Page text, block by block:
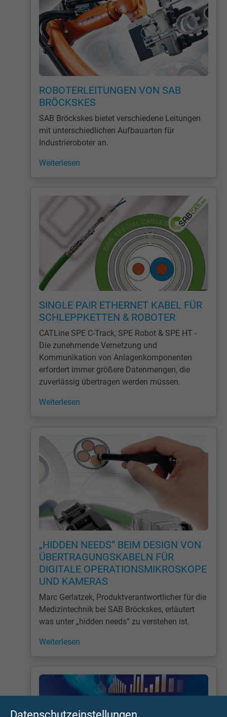
ROBOTERLEITUNGEN VON SAB
BRÖCKSKES
SAB Bröckskes bietet verschiedene Leitungen
mit unterschiedlichen Aufbauarten für
Industrieroboter an.
Weiterlesen
SINGLE PAIR ETHERNET KABEL FÜR
SCHLEPPKETTEN & ROBOTER
CATLine SPE C-Track, SPE Robot & SPE HT -
Die zunehmende Vernetzung und
Kommunikation von Anlagenkomponenten
erfordert immer größere Datenmengen, die
zuverlässig übertragen werden müssen.
Weiterlesen
„HIDDEN NEEDS“ BEIM DESIGN VON
ÜBERTRAGUNGSKABELN FÜR
DIGITALE OPERATIONSMIKROSKOPE
UND KAMERAS
Marc Gerlatzek, Produktverantwortlicher für die
Medizintechnik bei SAB Bröckskes, erläutert
was unter „hidden needs“ zu verstehen ist.
Weiterlesen